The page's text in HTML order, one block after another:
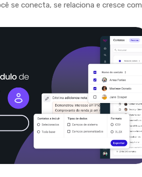
se conecta, se relaciona e cresce com